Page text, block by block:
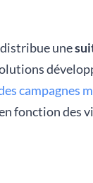
une
campagnes
fonction des